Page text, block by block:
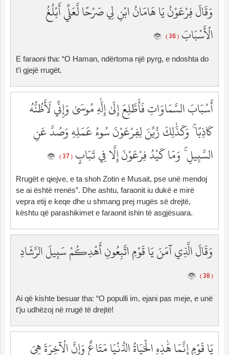
وَقَالَ فِرْعَوْنُ يَا هَامَانُ ابْنِ لِي صَرْحًا لَّعَلِّي أَبْلُغُ
الْأَسْبَابَ ( 36 )
E faraoni tha: “O Haman, ndërtoma një pyrg, e ndoshta do
t’i gjejë rrugët.
أَسْبَابَ السَّمَاوَاتِ فَأَطَّلِعَ إِلَىٰ إِلَٰهِ مُوسَىٰ وَإِنِّي لَأَظُنُّهُ
كَاذِبًا ۚ وَكَذَٰلِكَ زُيِّنَ لِفِرْعَوْنَ سُوءُ عَمَلِهِ وَصُدَّ عَنِ
السَّبِيلِ ۚ وَمَا كَيْدُ فِرْعَوْنَ إِلَّا فِي تَبَابٍ ( 37 )
Rrugët e qiejve, e ta shoh Zotin e Musait, pse unë mendoj
se ai është rrenës”. Dhe ashtu, faraonit iu dukë e mirë
vepra etij e keqe dhe u shmang prej rrugës së drejtë,
kështu që parashikimet e faraonit ishin të asgjësuara.
وَقَالَ الَّذِي آمَنَ يَا قَوْمِ اتَّبِعُونِ أَهْدِكُمْ سَبِيلَ الرَّشَادِ
( 38 )
Ai që kishte besuar tha: “O populli im, ejani pas meje, e unë
t’ju udhëzoj në rrugë të drejtë!
يَا قَوْمِ إِنَّمَا هَٰذِهِ الْحَيَاةُ الدُّنْيَا مَتَاعٌ وَإِنَّ الْآخِرَةَ هِيَ